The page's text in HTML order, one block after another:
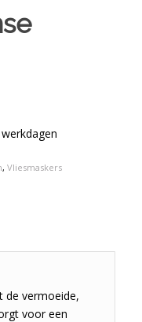
, Vliesmaskers
de vermoeide,
voor een